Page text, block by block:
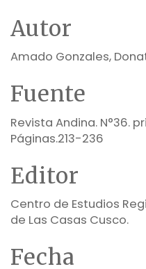
Autor
Amado Gonzales,
Fuente
Revista Andina. N°36.
Páginas.213-236
Editor
Centro de Estudios
de Las Casas Cusco.
Fecha